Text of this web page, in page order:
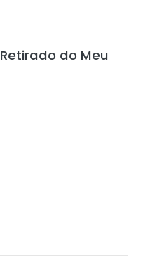
Retirado do Meu